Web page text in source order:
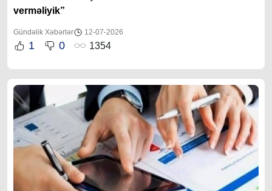
verməliyik”
Gündəlik Xəbərlər 12-07-2026
1 0 1354